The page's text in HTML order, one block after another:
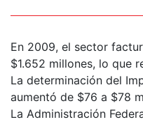
En 2009, el sector
$1.652 millones, lo que
La determinación del
aumentó de $76 a $78
La Administración